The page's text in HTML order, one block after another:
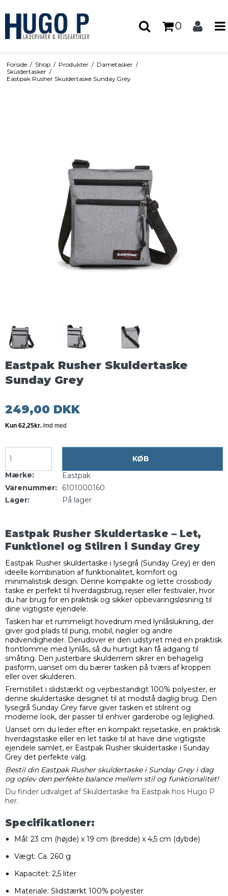
0
Forside / Shop / Produkter / Dametasker /
Skuldertasker /
Eastpak Rusher Skuldertaske Sunday Grey
Eastpak Rusher Skuldertaske
Sunday Grey
249,00 DKK
KØB
Mærke:
Eastpak
Varenummer:
6101000160
Lager:
På lager
Eastpak Rusher Skuldertaske – Let,
Funktionel og Stilren i Sunday Grey
Eastpak Rusher skuldertaske i lysegrå (Sunday Grey) er den
ideelle kombination af funktionalitet, komfort og
minimalistisk design. Denne kompakte og lette crossbody
taske er perfekt til hverdagsbrug, rejser eller festivaler, hvor
du har brug for en praktisk og sikker opbevaringsløsning til
dine vigtigste ejendele.
Tasken har et rummeligt hovedrum med lynlåslukning, der
giver god plads til pung, mobil, nøgler og andre
nødvendigheder. Derudover er den udstyret med en praktisk
frontlomme med lynlås, så du hurtigt kan få adgang til
småting. Den justerbare skulderrem sikrer en behagelig
pasform, uanset om du bærer tasken på tværs af kroppen
eller over skulderen.
Fremstillet i slidstærkt og vejrbestandigt 100% polyester, er
denne skuldertaske designet til at modstå daglig brug. Den
lysegrå Sunday Grey farve giver tasken et stilrent og
moderne look, der passer til enhver garderobe og lejlighed.
Uanset om du leder efter en kompakt rejsetaske, en praktisk
hverdagstaske eller en let taske til at have dine vigtigste
ejendele samlet, er Eastpak Rusher skuldertaske i Sunday
Grey det perfekte valg.
Bestil din Eastpak Rusher skuldertaske i Sunday Grey i dag
og oplev den perfekte balance mellem stil og funktionalitet!
Du finder udvalget af Skuldertaske fra Eastpak hos Hugo P
her.
Specifikationer:
Mål: 23 cm (højde) x 19 cm (bredde) x 4,5 cm (dybde)
Vægt: Ca. 260 g
Kapacitet: 2,5 liter
Materiale: Slidstærkt 100% polyester